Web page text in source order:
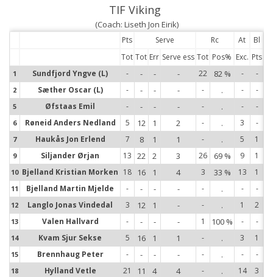
TIF Viking
(Coach: Liseth Jon Eirik)
Pts Serve Rc At
Bl
Tot Tot Err Serve ess Tot Pos% Exc. Pts
1 Sundfjord Yngve (L) - - - - 22 82 % - -
2 Sæther Oscar (L) - - - - - . - -
5 Øfstaas Emil - - - - - . - -
6 Røneid Anders Nedland 5 12 1 2 - . 3 -
7 Haukås Jon Erlend 7 8 1 1 - . 5 1
9 Siljander Ørjan 13 22 2 3 26 69 % 9 1
10 Bjelland Kristian Morken 18 16 1 4 3 33 % 13 1
11 Bjelland Martin Mjelde - - - - - . - -
12 Langlo Jonas Vindedal 3 12 1 - - . 1 2
13 Valen Hallvard - - - - 1 100 % - -
14 Kvam Sjur Sekse 5 16 1 1 - . 3 1
15 Brennhaug Peter - - - - - . - -
18 Hylland Vetle 21 11 4 4 - . 14
3